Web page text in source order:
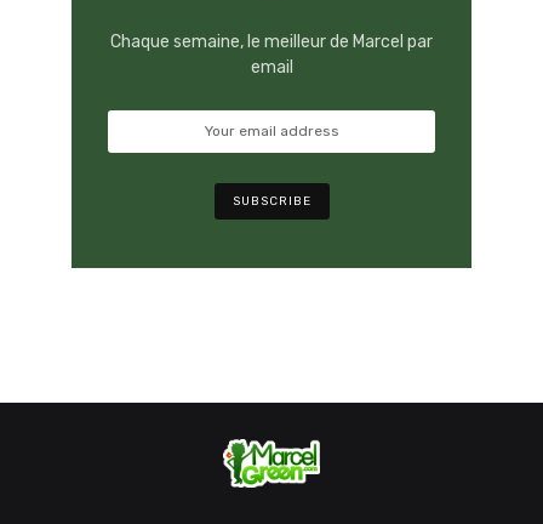
Chaque semaine, le meilleur de Marcel par
email